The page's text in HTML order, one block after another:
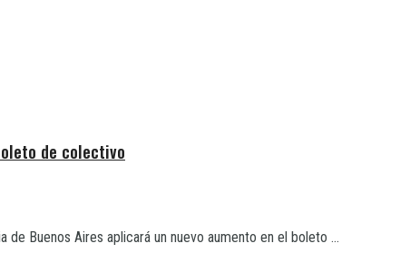
de colectivo
Buenos Aires aplicará un nuevo aumento en el boleto ...